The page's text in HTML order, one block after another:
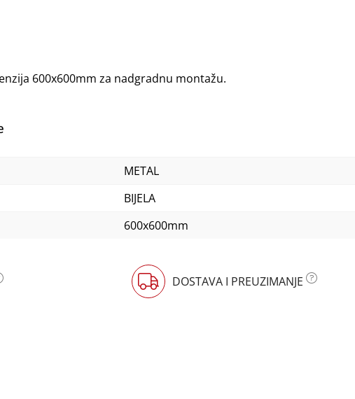
600x600mm za nadgradnu montažu.
METAL
BIJELA
600x600mm
DOSTAVA I PREUZIMANJE